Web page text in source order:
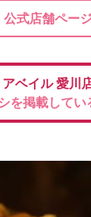
公式店舗ペー
アベイル愛川
を掲載してい